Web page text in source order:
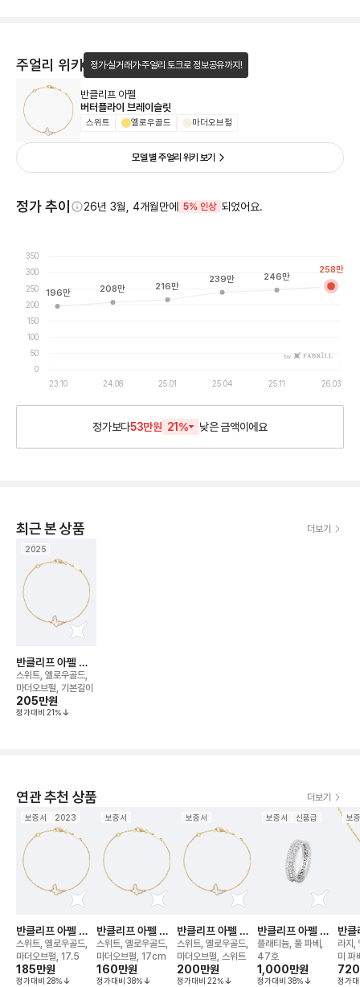
주얼리 위키 정가·실거래가·주얼리 토크로 정보공유까지!
반클리프 아펠
버터플라이 브레이슬릿
스위트 옐로우골드 마더오브펄
모델 별 주얼리 위키 보기
정가 추이 26년 3월, 4개월만에 5% 인상 되었어요.
0
50
100
150
200
250
300
350
23.10 24.08 25.01 25.04 25.11 26.03
by
196만 208만 216만
239만 246만
258만
정가보다53만원 21 % 낮은금액이에요
최근 본 상품 더보기
2025
반클리프 아펠 버
터플라이 브레이슬
릿
스위트, 옐로우골드,
마더오브펄, 기본길이
205만원
정가대비 21%
연관 추천 상품 더보기
보증서 2023
반클리프 아펠 버
터플라이 브레이슬
릿
스위트, 옐로우골드,
마더오브펄, 17.5
185만원
정가대비 28%
보증서
반클리프 아펠 버
터플라이 브레이슬
릿
스위트, 옐로우골드,
마더오브펄, 17cm
160만원
정가대비 38%
보증서
반클리프 아펠 버
터플라이 브레이슬
릿
스위트, 옐로우골드,
마더오브펄, 스위트
200만원
정가대비 22%
보증서 신품급
반클리프 아펠 에
스텔 웨딩 밴드 링
플래티늄, 풀 파베,
47호
1,000만원
정가대비 38%
보
반클
리볼
라지,
미
720
정가